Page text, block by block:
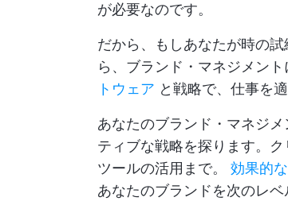
が必要なのです。
だから、もしあなたが時の
ら、ブランド・マネジメン
トウェア と戦略で、仕事を
あなたのブランド・マネジ
ティブな戦略を探ります。
ツールの活用まで。 効果的
あなたのブランドを次のレ